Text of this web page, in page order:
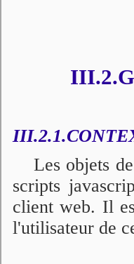
Les objets
scripts
client web. Il
l'utilisateur de